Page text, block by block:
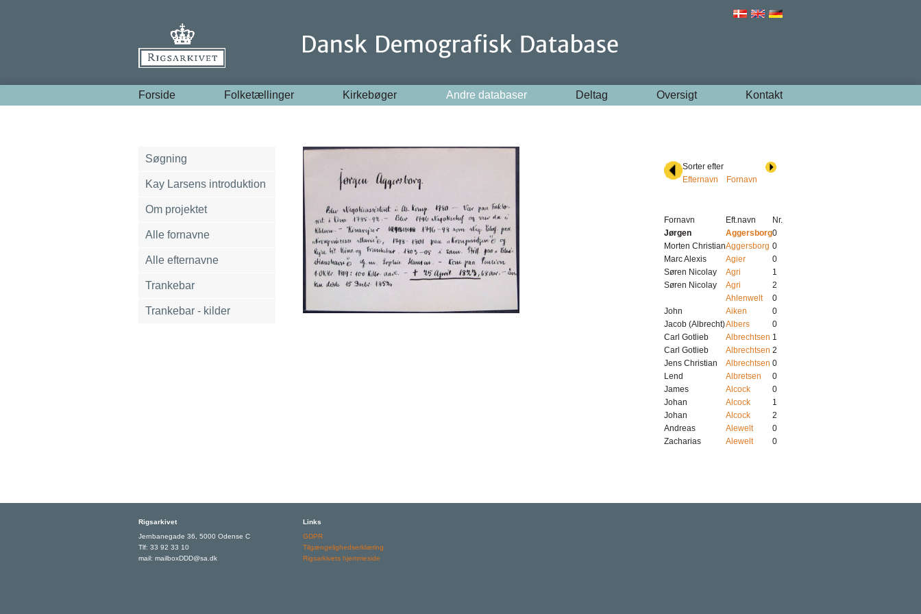
Forside Folketællinger Kirkebøger Andre databaser Deltag Oversigt Kontakt
Søgning
Kay Larsens introduktion
Om projektet
Alle fornavne
Alle efternavne
Trankebar
Trankebar - kilder
Sorter efter
Efternavn
Fornavn
Fornavn Eft.navn
Nr.
Jørgen
Aggersborg0
Morten ChristianAggersborg 0
Marc Alexis
Agier
0
Søren Nicolay
Agri
1
Søren Nicolay
Agri
2
Ahlenwelt
0
John
Aiken
0
Jacob (Albrecht)Albers
0
Carl Gotlieb
Albrechtsen 1
Carl Gotlieb
Albrechtsen 2
Jens Christian
Albrechtsen 0
Lend
Albretsen
0
James
Alcock
0
Johan
Alcock
1
Johan
Alcock
2
Andreas
Alewelt
0
Zacharias
Alewelt 0
Rigsarkivet
Jernbanegade 36, 5000 Odense C
Tlf: 33 92 33 10
mail: mailboxDDD@sa.dk
Links
GDPR
Tilgængelighedserklæring
Rigsarkivets hjemmeside